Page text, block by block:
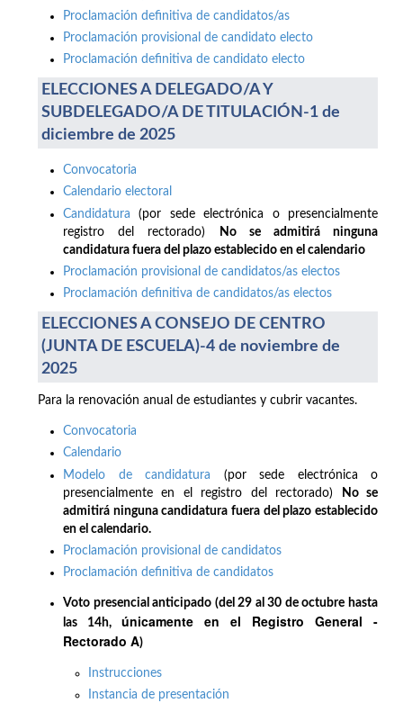
Proclamación definitiva de candidatos/as
Proclamación provisional de candidato electo
Proclamación definitiva de candidato electo
ELECCIONES A DELEGADO/A Y
SUBDELEGADO/A DE TITULACIÓN-1 de
diciembre de 2025
Convocatoria
Calendario electoral
Candidatura (por sede electrónica o presencialmente
registro del rectorado)
No se admitirá ninguna
candidatura fuera del plazo establecido en el calendario
Proclamación provisional de candidatos/as electos
Proclamación definitiva de candidatos/as electos
ELECCIONES A CONSEJO DE CENTRO
(JUNTA DE ESCUELA)-4 de noviembre de
2025
Para la renovación anual de estudiantes y cubrir vacantes.
Convocatoria
Calendario
Modelo de candidatura (por sede electrónica o
presencialmente en el registro del rectorado)
No se
admitirá ninguna candidatura fuera del plazo establecido
en el calendario.
Proclamación provisional de candidatos
Proclamación definitiva de candidatos
Voto presencial anticipado (del 29 al 30 de octubre hasta
las 14h, únicamente en el Registro General -
Rectorado A)
Instrucciones
Instancia de presentación